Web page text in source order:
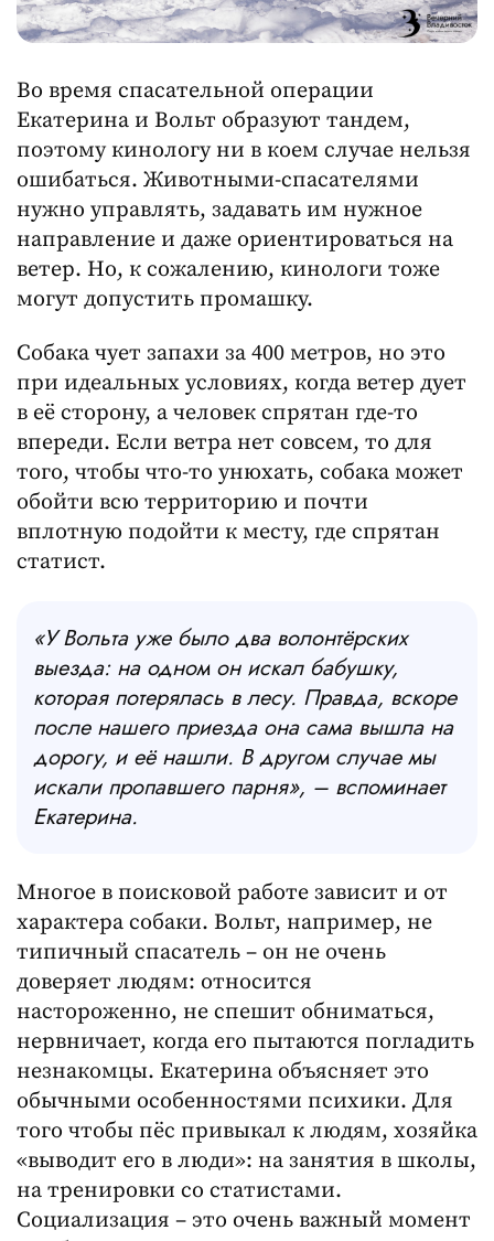
Во время спасательной операции
Екатерина и Вольт образуют тандем,
поэтому кинологу ни в коем случае нельзя
ошибаться. Животными-спасателями
нужно управлять, задавать им нужное
направление и даже ориентироваться на
ветер. Но, к сожалению, кинологи тоже
могут допустить промашку.
Собака чует запахи за 400 метров, но это
при идеальных условиях, когда ветер дует
в её сторону, а человек спрятан где-то
впереди. Если ветра нет совсем, то для
того, чтобы что-то унюхать, собака может
обойти всю территорию и почти
вплотную подойти к месту, где спрятан
статист.
«У Вольта уже было два волонтёрских
выезда: на одном он искал бабушку,
которая потерялась в лесу. Правда, вскоре
после нашего приезда она сама вышла на
дорогу, и её нашли. В другом случае мы
искали пропавшего парня», – вспоминает
Екатерина.
Многое в поисковой работе зависит и от
характера собаки. Вольт, например, не
типичный спасатель – он не очень
доверяет людям: относится
настороженно, не спешит обниматься,
нервничает, когда его пытаются погладить
незнакомцы. Екатерина объясняет это
обычными особенностями психики. Для
того чтобы пёс привыкал к людям, хозяйка
«выводит его в люди»: на занятия в школы,
на тренировки со статистами.
Социализация – это очень важный момент